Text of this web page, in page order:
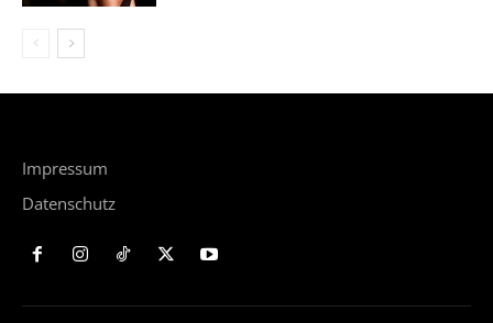
Impressum
Datenschutz